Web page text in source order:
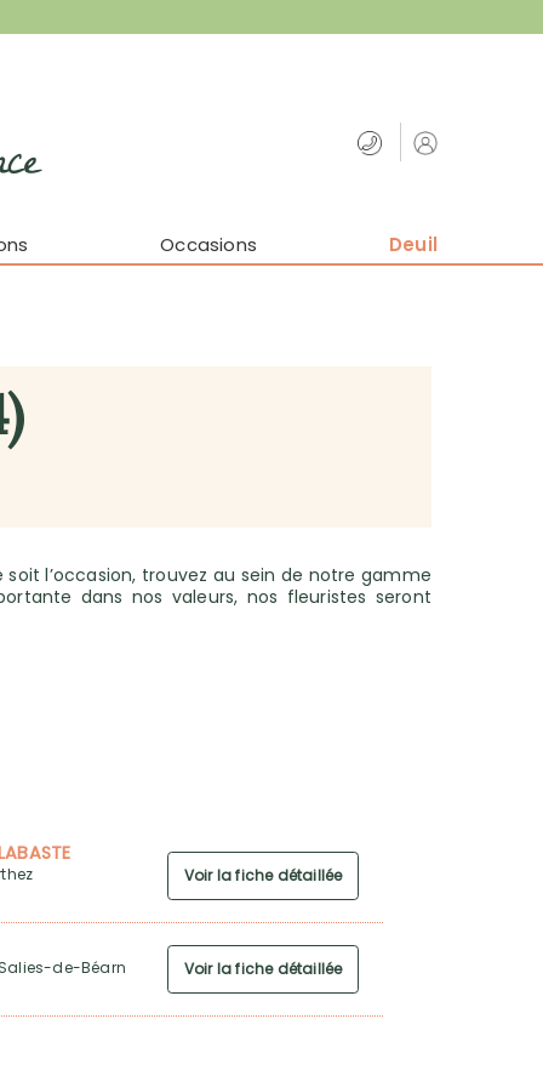
Occasions Deuil
l’occasion, trouvez au sein de notre gamme
dans nos valeurs, nos fleuristes seront
Voir la fiche détaillée
de-Béarn Voir la fiche détaillée